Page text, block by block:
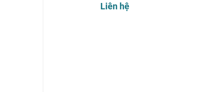
Liên hệ